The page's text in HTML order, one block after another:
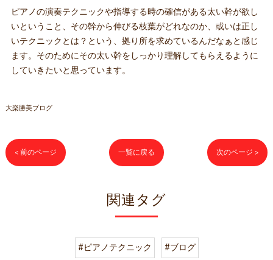
ピアノの演奏テクニックや指導する時の確信がある太い幹が欲し
いということ、その幹から伸びる枝葉がどれなのか、或いは正し
いテクニックとは？という、拠り所を求めているんだなぁと感じ
ます。そのためにその太い幹をしっかり理解してもらえるように
していきたいと思っています。
大楽勝美ブログ
< 前のページ 一覧に戻る 次のページ >
関連タグ
#ピアノテクニック #ブログ